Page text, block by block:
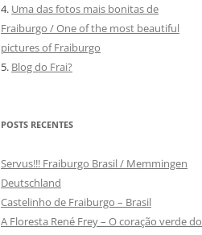
4. Uma das fotos mais bonitas de
Fraiburgo / One of the most beautiful
pictures of Fraiburgo
5. Blog do Frai?
POSTS RECENTES
Servus!!! Fraiburgo Brasil / Memmingen
Deutschland
Castelinho de Fraiburgo – Brasil
A Floresta René Frey – O coração verde do